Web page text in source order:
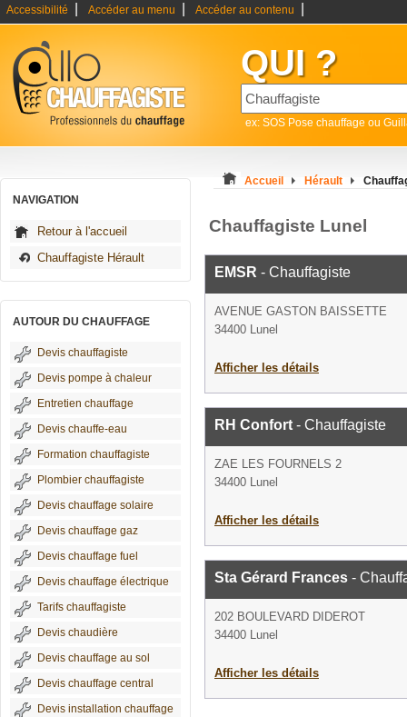
Accessibilité Accéder au menu Accéder au contenu
QUI ?
ex: SOS Pose chauffage ou
NAVIGATION
Retour à l'accueil
Chauffagiste Hérault
AUTOUR DU CHAUFFAGE
Devis chauffagiste
Devis pompe à chaleur
Entretien chauffage
Devis chauffe-eau
Formation chauffagiste
Plombier chauffagiste
Devis chauffage solaire
Devis chauffage gaz
Devis chauffage fuel
Devis chauffage électrique
Tarifs chauffagiste
Devis chaudière
Devis chauffage au sol
Devis chauffage central
Devis installation chauffage
Accueil Hérault
Chauffagiste Lunel
EMSR - Chauffagiste
AVENUE GASTON BAISSETTE
34400 Lunel
Afficher les détails
RH Confort - Chauffagiste
ZAE LES FOURNELS 2
34400 Lunel
Afficher les détails
Sta Gérard Frances -
202 BOULEVARD DIDEROT
34400 Lunel
Afficher les détails